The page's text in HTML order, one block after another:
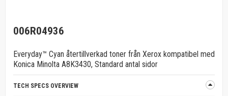
006R04936
Everyday™ Cyan återtillverkad toner från Xerox kompatibel med
Konica Minolta A8K3430, Standard antal sidor
TECH SPECS OVERVIEW